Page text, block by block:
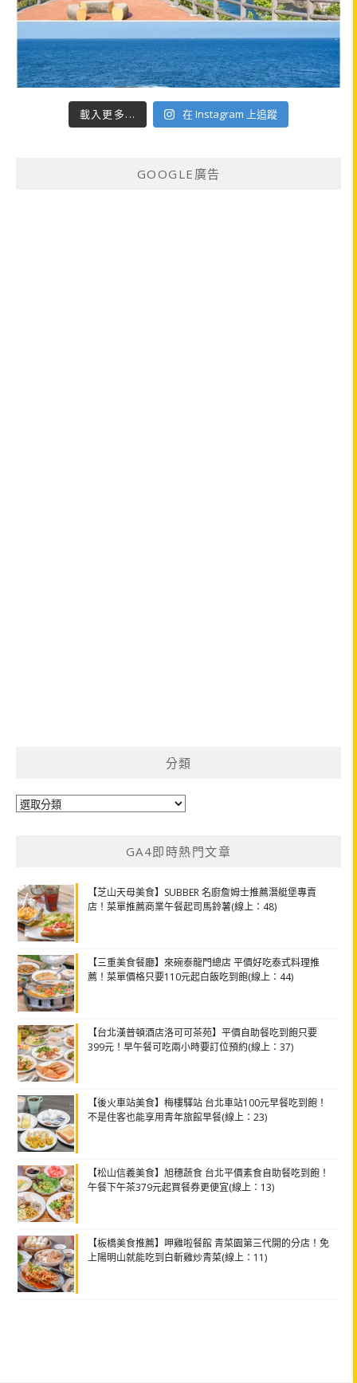
載入更多... 在 Instagram 上追蹤
GOOGLE廣告
分類
分
GA4即時熱門文章
【芝山天母美食】SUBBER 名廚詹姆士推薦潛艇堡專賣
店！菜單推薦商業午餐起司馬鈴薯(線上：48)
【三重美食餐廳】來碗泰龍門總店 平價好吃泰式料理推
薦！菜單價格只要110元起白飯吃到飽(線上：44)
【台北漢普頓酒店洛可可茶苑】平價自助餐吃到飽只要
399元！早午餐可吃兩小時要訂位預約(線上：37)
【後火車站美食】梅樓驛站 台北車站100元早餐吃到飽！
不是住客也能享用青年旅館早餐(線上：23)
【松山信義美食】旭穗蔬食 台北平價素食自助餐吃到飽！
午餐下午茶379元起買餐券更便宜(線上：13)
【板橋美食推薦】呷雞啦餐館 青菜園第三代開的分店！免
上陽明山就能吃到白斬雞炒青菜(線上：11)